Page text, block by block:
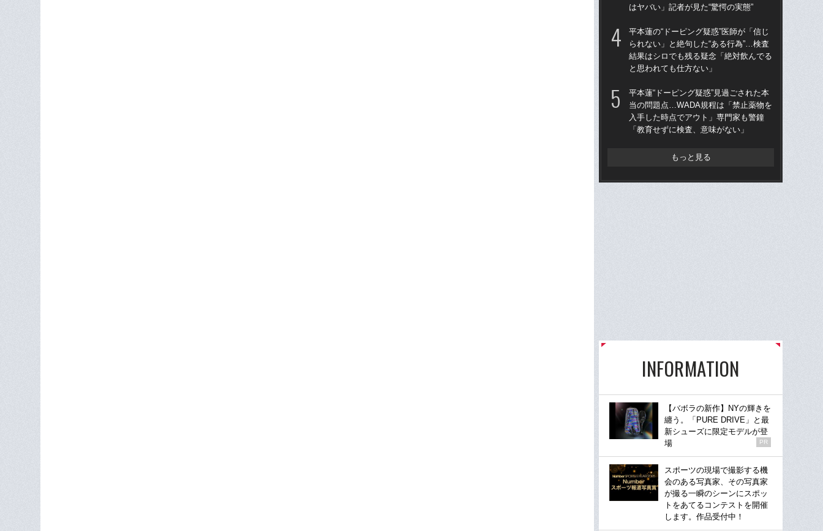
はヤバい」記者が見た“驚愕の実態”
平本蓮の“ドーピング疑惑”医師が「信じ
られない」と絶句した“ある行為”…検査
結果はシロでも残る疑念「絶対飲んでる
と思われても仕方ない」
平本蓮“ドーピング疑惑”見過ごされた本
当の問題点…WADA規程は「禁止薬物を
入手した時点でアウト」専門家も警鐘
「教育せずに検査、意味がない」
もっと見る
INFORMATION
【バボラの新作】NYの輝きを
纏う。「PURE DRIVE」と最
新シューズに限定モデルが登
場
PR
スポーツの現場で撮影する機
会のある写真家、その写真家
が撮る一瞬のシーンにスポッ
トをあてるコンテストを開催
します。作品受付中！